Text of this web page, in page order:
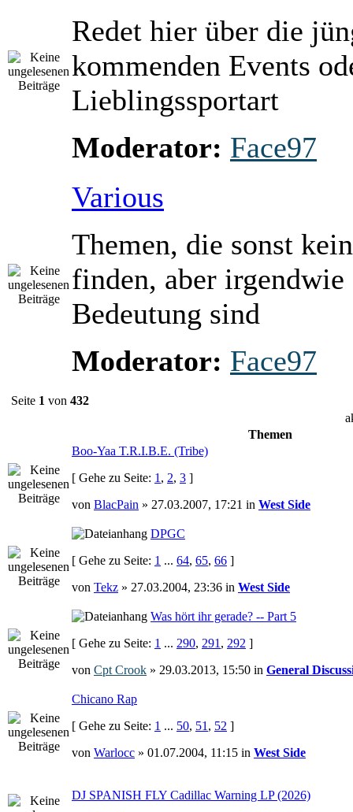
Redet hier über die
kommenden Events
Lieblingssportart
Moderator: Face97
Various
Themen, die sonst
finden, aber irgendwie
Bedeutung sind
Moderator: Face97
Seite 1 von 432
Themen
Boo-Yaa T.R.I.B.E. (Tribe)
[ Gehe zu Seite: 1 , 2, 3 ]
von BlacPain » 27.03.2007, 17:21 in West Side
DPGC
[ Gehe zu Seite: 1 ... 64, 65, 66 ]
von Tekz » 27.03.2004, 23:36 in West Side
Was hört ihr gerade? -- Part 5
[ Gehe zu Seite: 1 ... 290, 291 , 292 ]
von Cpt Crook » 29.03.2013, 15:50 in General
Chicano Rap
[ Gehe zu Seite: 1 ... 50, 51 , 52 ]
von Warlocc » 01.07.2004, 11:15 in West Side
DJ SPANISH FLY Cadillac Warning LP (2026)